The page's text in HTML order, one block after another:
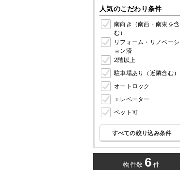
人気のこだわり条件
南向き（南西・南東を含
む）
リフォーム・リノベーシ
ョン済
2階以上
駐車場あり（近隣含む）
オートロック
エレベーター
ペット可
すべての絞り込み条件
物件数 6 件